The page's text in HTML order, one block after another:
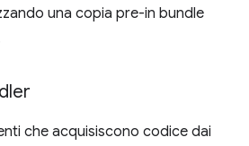
una copia pre-in bundle
che acquisiscono codice dai